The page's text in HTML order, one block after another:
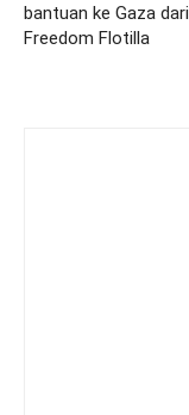
bantuan ke Gaza dari
Freedom Flotilla